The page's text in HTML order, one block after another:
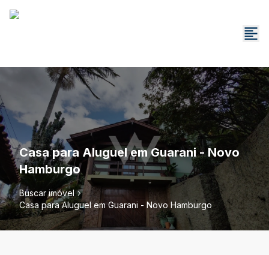
Casa para Aluguel em Guarani - Novo
Hamburgo
Buscar imóvel
Casa para Aluguel em Guarani - Novo Hamburgo